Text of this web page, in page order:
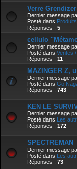
Verre
Dernier message
Posté dans
Réponses : 5
cellulo
Dernier message
Posté dans Ventes
Réponses : 11
MAZINGER Z,
Dernier message
Posté dans Go
Réponses : 743
KEN LE
Dernier message
Posté dans Les
Réponses : 172
SPECTREMAN
Dernier message
Posté dans Les
Réponses : 73